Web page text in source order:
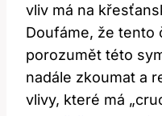
vliv má na
Doufáme, že tento
porozumět této
nadále zkoumat a
vlivy, které má